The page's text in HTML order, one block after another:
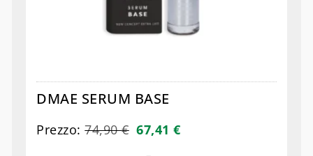
DMAE SERUM BASE
Prezzo:74,90€ 67,41€